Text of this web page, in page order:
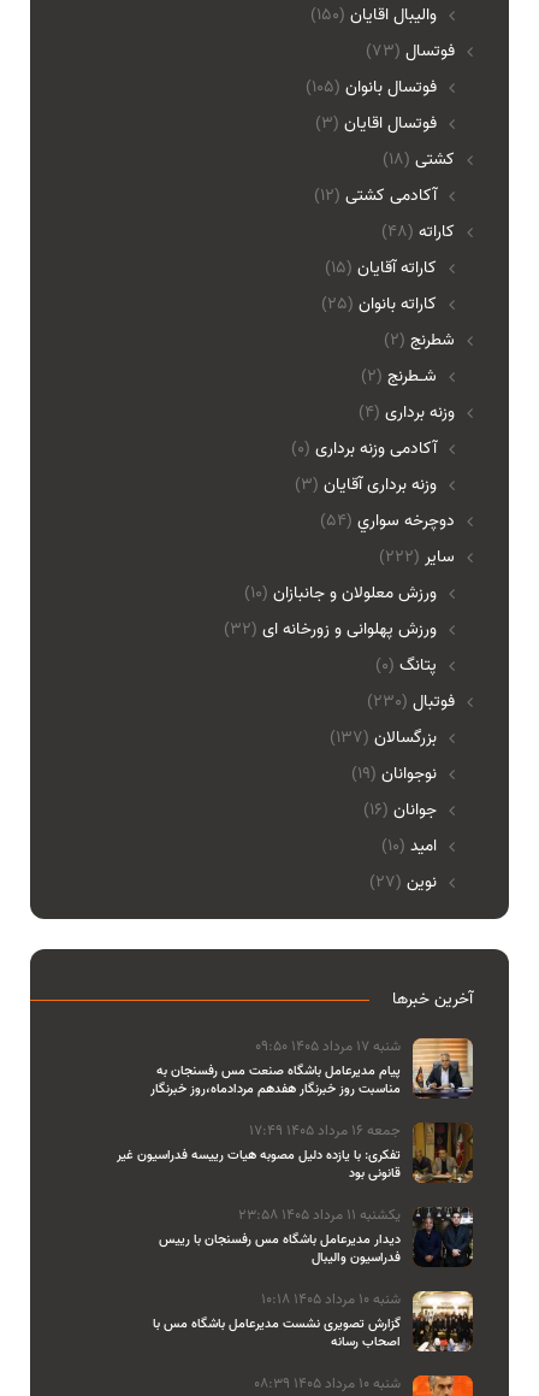
واليبال اقايان (150)
(73) فوتسال
فوتسال بانوان (105)
فوتسال اقايان (3)
(18) کشتی
آکادمی کشتی (12)
(48) کاراته
کاراته آقایان (15)
کاراته بانوان (25)
(2) شطرنج
شـطرنج (2)
(4) وزنه برداری
آکادمی وزنه برداری (0)
وزنه برداری آقایان (3)
(54) دوچرخه سواري
(222) ساير
ورزش معلولان و جانبازان (10)
ورزش پهلوانی و زورخانه ای (32)
پتانگ (0)
(230) فوتبال
بزرگسالان (137)
نوجوانان (19)
جوانان (16)
امید (10)
نوین (27)
آخرین خبرها
شنبه 17 مرداد 1405 09:50
پیام مدیرعامل باشگاه صنعت مس رفسنجان به
مناسبت روز خبرنگار هفدهم مردادماه،روز خبرنگار
جمعه 16 مرداد 1405 17:49
تفکری: با یازده دلیل مصوبه هیات رییسه فدراسیون غیر
قانونی بود
یکشنبه 11 مرداد 1405 23:58
دیدار مدیرعامل باشگاه مس رفسنجان با رییس
فدراسیون والیبال
شنبه 10 مرداد 1405 10:18
گزارش تصویری نشست مدیرعامل باشگاه مس با
اصحاب رسانه
شنبه 10 مرداد 1405 08:39